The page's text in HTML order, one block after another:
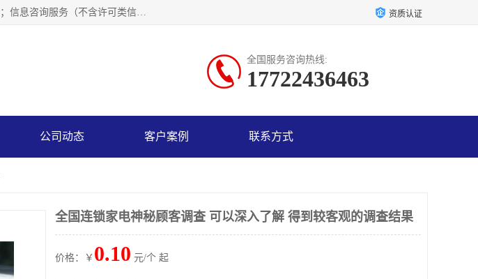
市场调查,社会调查,企业管理咨询,商务信息咨询、市场研究；物业服务评估；信息技术咨询服务；信息咨询服务（不含许可类信息咨询服务）；社会经济咨询服务；技术服务、技术开发、技术咨询、技术交流、技术转让、技术推广；企业信用调查和评估。 资质认证
全国服务咨询热线:
17722436463
公司动态 客户案例 联系方式
全国连锁家电神秘顾客调查 可以深入了解 得到较客观的调查结果
价格：￥ 0.10 元/个 起